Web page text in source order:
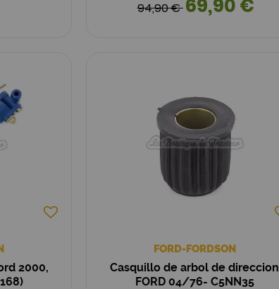
94,90 €69,90 €
2000,
FORD-FORDSON
Casquillo de arbol de direccion
FORD 04/76- C5NN35